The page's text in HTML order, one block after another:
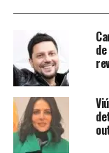
Quais os
Brasil na
O jogo contra o
específicas,
gramado, que